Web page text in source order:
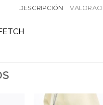
DESCRIPCIÓN